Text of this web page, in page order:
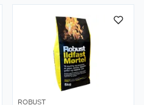
ROBUST